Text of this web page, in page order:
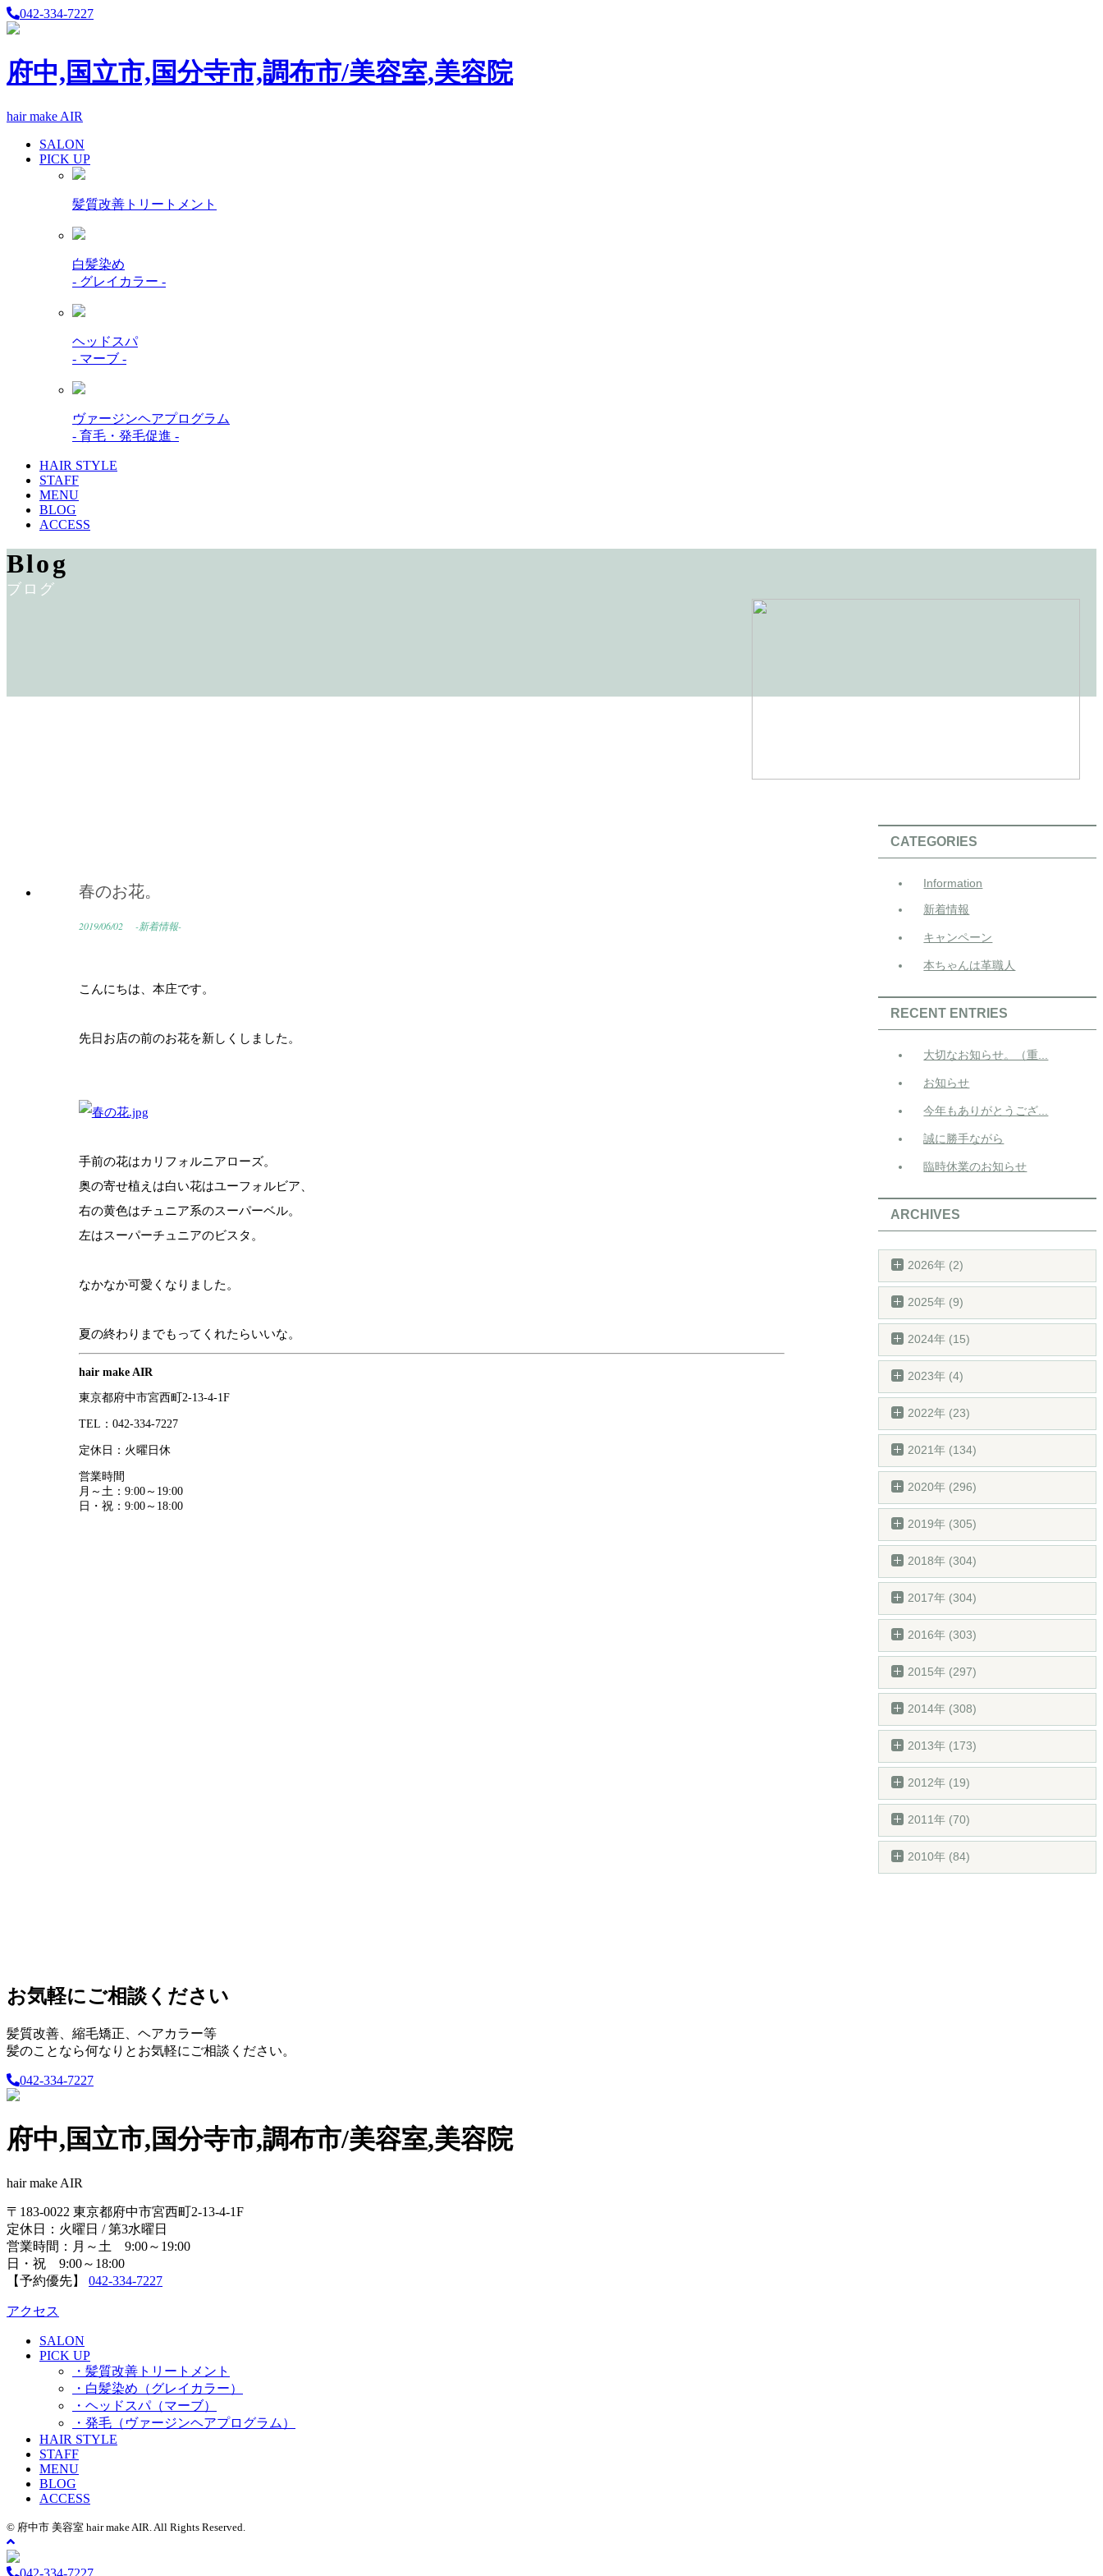
042-334-7227
府中,国立市,国分寺市,調布市/美容室,美容院
hair make AIR
SALON
PICK UP
髪質改善トリートメント
白髪染め
- グレイカラー -
ヘッドスパ
- マーブ -
ヴァージンヘアプログラム
- 育毛・発毛促進 -
HAIR STYLE
STAFF
MENU
BLOG
ACCESS
Blog
ブログ
春のお花。
2019/06/02 -新着情報-
こんにちは、本庄です。
先日お店の前のお花を新しくしました。
手前の花はカリフォルニアローズ。
奥の寄せ植えは白い花はユーフォルビア、
右の黄色はチュニア系のスーパーベル。
左はスーパーチュニアのビスタ。
なかなか可愛くなりました。
夏の終わりまでもってくれたらいいな。
hair make AIR
東京都府中市宮西町2-13-4-1F
TEL：042-334-7227
定休日：火曜日休
営業時間
月～土：9:00～19:00
日・祝：9:00～18:00
CATEGORIES
Information
新着情報
キャンペーン
本ちゃんは革職人
RECENT ENTRIES
大切なお知らせ。（重...
お知らせ
今年もありがとうござ...
誠に勝手ながら
臨時休業のお知らせ
ARCHIVES
2026年 (2)
2025年 (9)
2024年 (15)
2023年 (4)
2022年 (23)
2021年 (134)
2020年 (296)
2019年 (305)
2018年 (304)
2017年 (304)
2016年 (303)
2015年 (297)
2014年 (308)
2013年 (173)
2012年 (19)
2011年 (70)
2010年 (84)
お気軽にご相談ください
髪質改善、縮毛矯正、ヘアカラー等
髪のことなら何なりとお気軽にご相談ください。
042-334-7227
府中,国立市,国分寺市,調布市/美容室,美容院
hair make AIR
〒183-0022 東京都府中市宮西町2-13-4-1F
定休日：火曜日 / 第3水曜日
営業時間：月～土 9:00～19:00
日・祝 9:00～18:00
【予約優先】 042-334-7227
アクセス
SALON
PICK UP
・髪質改善トリートメント
・白髪染め（グレイカラー）
・ヘッドスパ（マーブ）
・発毛（ヴァージンヘアプログラム）
HAIR STYLE
STAFF
MENU
BLOG
ACCESS
© 府中市 美容室 hair make AIR. All Rights Reserved.
042-334-7227